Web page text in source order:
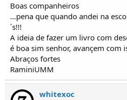
Boas companheiros
...pena que quando andei na
´s!!!
A ideia de fazer um livro com
é boa sim senhor, avançem com
Abraços fortes
RaminiUMM
whitexoc